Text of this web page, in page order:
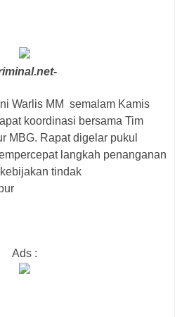
Warlis MM semalam Kamis
koordinasi bersama Tim
MBG. Rapat digelar pukul
langkah penanganan
tindak
Ads :